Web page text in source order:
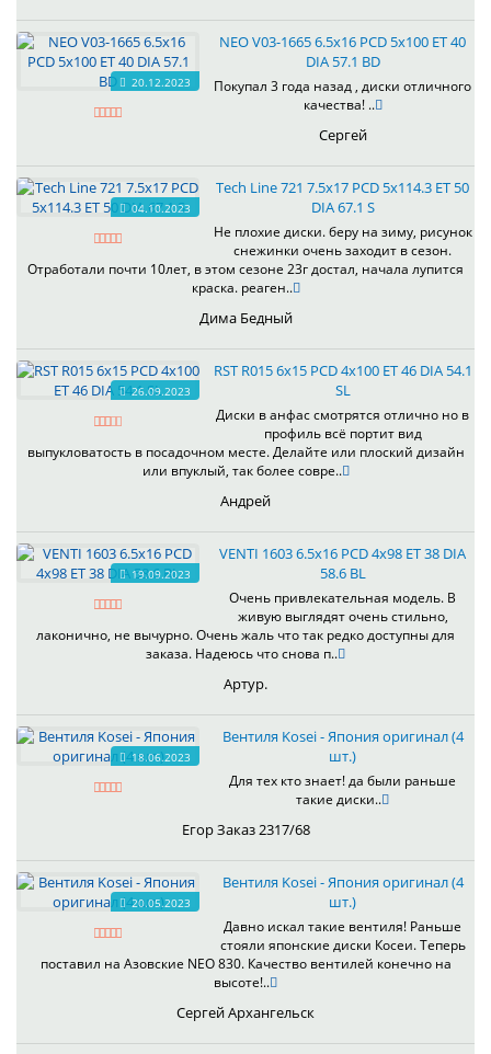
20.12.2023
NEO V03-1665 6.5x16 PCD 5x100 ET 40
DIA 57.1 BD
Покупал 3 года назад , диски отличного
качества! ..
Сергей
04.10.2023
Tech Line 721 7.5x17 PCD 5x114.3 ET 50
DIA 67.1 S
Не плохие диски. беру на зиму, рисунок
снежинки очень заходит в сезон.
Отработали почти 10лет, в этом сезоне 23г достал, начала лупится
краска. реаген..
Дима Бедный
26.09.2023
RST R015 6x15 PCD 4x100 ET 46 DIA 54.1
SL
Диски в анфас смотрятся отлично но в
профиль всё портит вид
выпукловатость в посадочном месте. Делайте или плоский дизайн
или впуклый, так более совре..
Андрей
19.09.2023
VENTI 1603 6.5x16 PCD 4x98 ET 38 DIA
58.6 BL
Очень привлекательная модель. В
живую выглядят очень стильно,
лаконично, не вычурно. Очень жаль что так редко доступны для
заказа. Надеюсь что снова п..
Артур.
18.06.2023
Вентиля Kosei - Япония оригинал (4
шт.)
Для тех кто знает! да были раньше
такие диски..
Егор Заказ 2317/68
20.05.2023
Вентиля Kosei - Япония оригинал (4
шт.)
Давно искал такие вентиля! Раньше
стояли японские диски Косеи. Теперь
поставил на Азовские NEO 830. Качество вентилей конечно на
высоте!..
Сергей Архангельск